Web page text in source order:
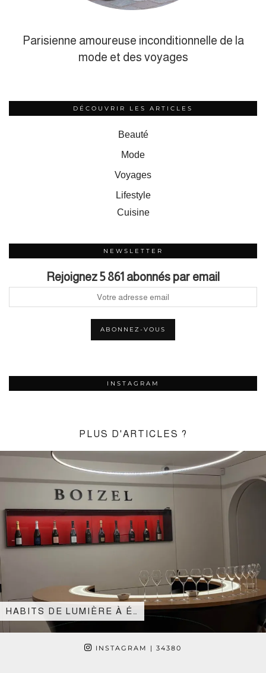
Parisienne amoureuse inconditionnelle de la
mode et des voyages
DÉCOUVRIR LES ARTICLES
Beauté
Mode
Voyages
Lifestyle
Cuisine
NEWSLETTER
Rejoignez 5 861 abonnés par email
INSTAGRAM
PLUS D'ARTICLES ?
HABITS DE LUMIÈRE À É…
INSTAGRAM | 34380